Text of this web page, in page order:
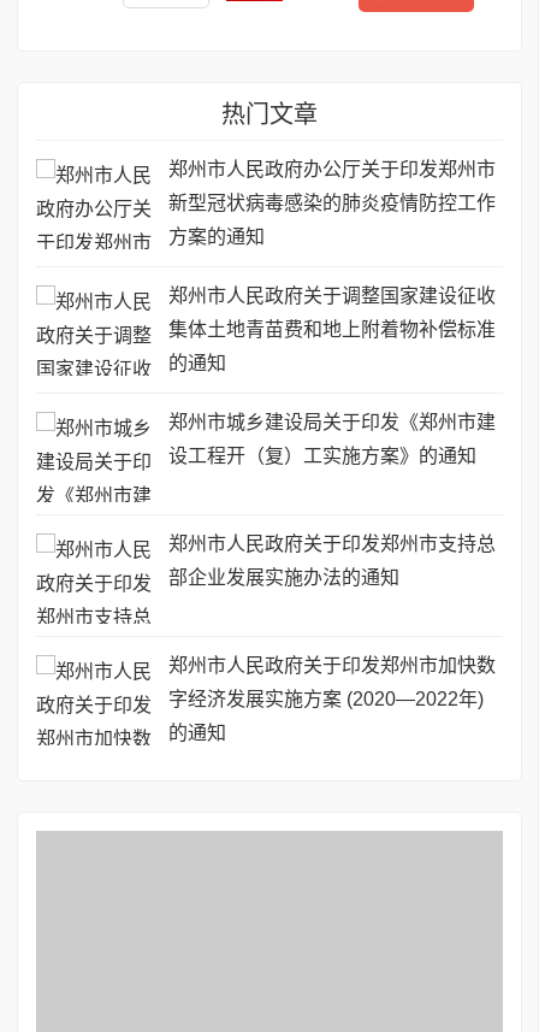
热门文章
郑州市人民政府办公厅关于印发郑州市
新型冠状病毒感染的肺炎疫情防控工作
方案的通知
郑州市人民政府关于调整国家建设征收
集体土地青苗费和地上附着物补偿标准
的通知
郑州市城乡建设局关于印发《郑州市建
设工程开（复）工实施方案》的通知
郑州市人民政府关于印发郑州市支持总
部企业发展实施办法的通知
郑州市人民政府关于印发郑州市加快数
字经济发展实施方案 (2020—2022年)
的通知